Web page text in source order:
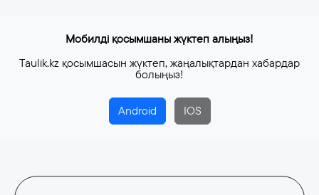
Мобилді қосымшаны жүктеп алыңыз!
Taulik.kz қосымшасын жүктеп, жаңалықтардан хабардар
болыңыз!
Android IOS